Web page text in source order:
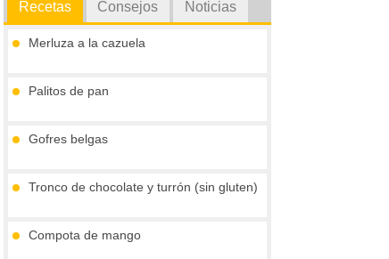
Recetas
Merluza a la cazuela
Palitos de pan
Gofres belgas
Tronco de chocolate y turrón (sin gluten)
Compota de mango
Consejos Noticias